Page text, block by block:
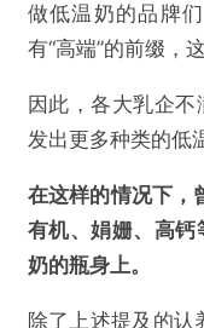
做低温奶的品牌
有“高端”的前缀，
因此，各大乳企
发出更多种类的低
在这样的情况下，
有机、娟姗、高
奶的瓶身上。
除了上述提及的